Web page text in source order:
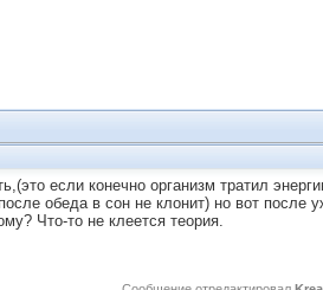
если конечно организм тратил
обеда в сон не клонит) но вот после
Что-то не клеется теория.